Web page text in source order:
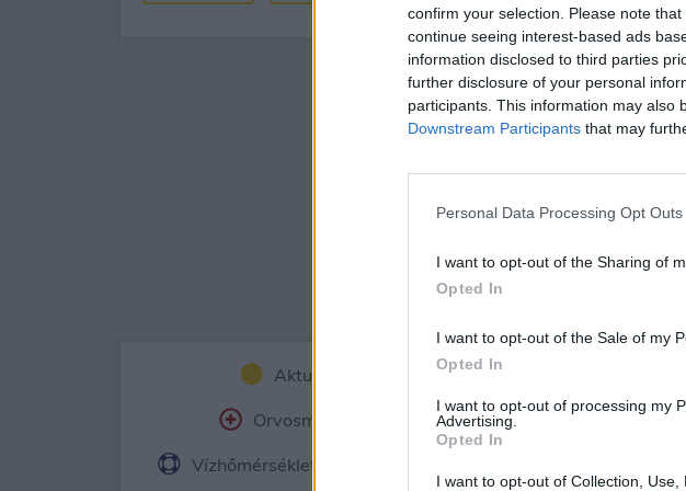
confirm your selection. Please note
continue seeing interest-based ads
information disclosed to third parties
further disclosure of your personal
participants. This information may also
Downstream Participants that may
Personal Data Processing Opt Outs
I want to opt-out of the Sharing of
Opted In
I want to opt-out of the Sale of my
Opted In
I want to opt-out of processing my
Advertising.
Opted In
I want to opt-out of Collection,
Aktuális időjárás Óránkénti előrejelzés
Orvosmeteorológia Felhőkép Hőtérkép
Vízhőmérséklet